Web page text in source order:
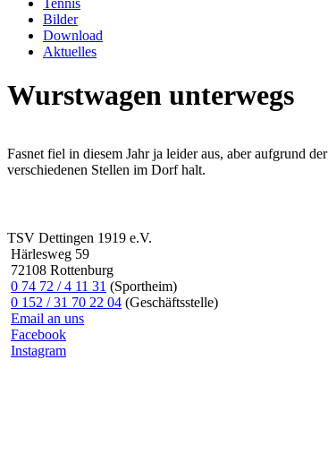
Tennis
Bilder
Download
Aktuelles
Wurstwagen unterwegs
Fasnet fiel in diesem Jahr ja leider aus, aber aufgrund
verschiedenen Stellen im Dorf halt.
TSV Dettingen 1919 e.V.
Härlesweg 59
72108 Rottenburg
0 74 72 / 4 11 31 (Sportheim)
0 152 / 31 70 22 04 (Geschäftsstelle)
Email an uns
Facebook
Instagram